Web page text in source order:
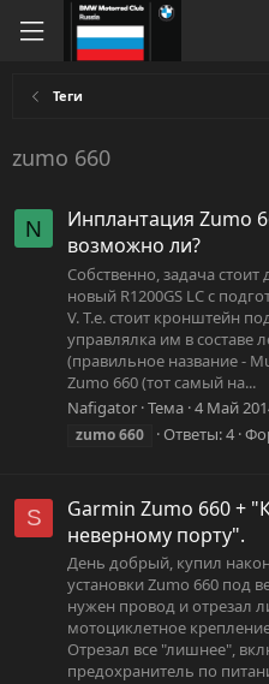
Теги
zumo 660
N
Инплантация Zumo
возможно ли?
Собственно, задача
новый R1200GS LC с
V. Т.е. стоит кронштейн
управлялка им в составе
(правильное название -
Zumo 660 (тот самый на...
Nafigator Тема 4 Май
zumo660 Ответы: 4
S
Garmin Zumo 660 +
неверному порту".
День добрый, купил
установки Zumo 660 под
нужен провод и отрезал
мотоциклетное
Отрезал все "лишнее",
предохранитель по